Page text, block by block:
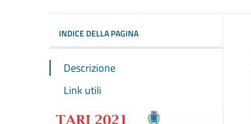
INDICE DELLA PAGINA
Descrizione
Link utili